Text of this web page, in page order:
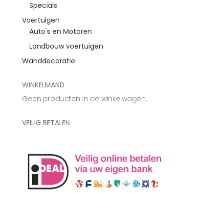
Specials
Voertuigen
Auto's en Motoren
Landbouw voertuigen
Wanddecoratie
WINKELMAND
Geen producten in de winkelwagen.
VEILIG BETALEN